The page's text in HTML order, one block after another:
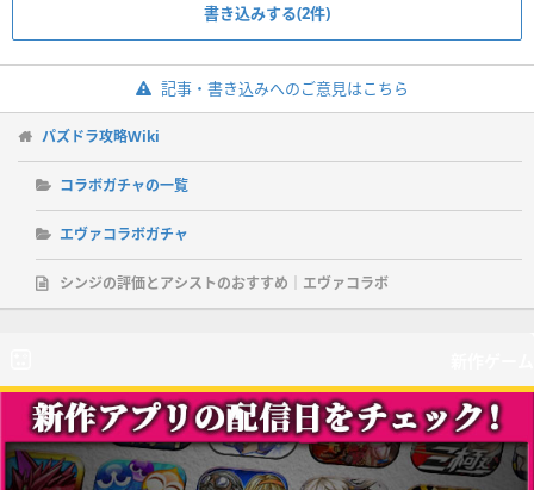
書き込みする(2件)
記事・書き込みへのご意見はこちら
パズドラ攻略Wiki
コラボガチャの一覧
エヴァコラボガチャ
シンジの評価とアシストのおすすめ｜エヴァコラボ